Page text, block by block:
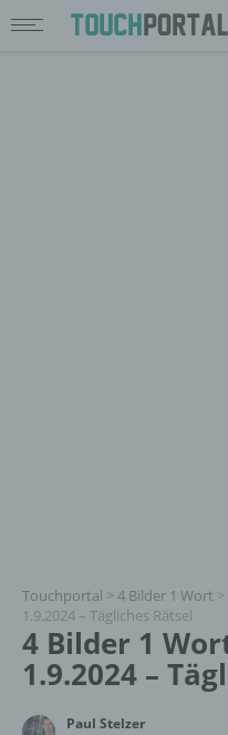
Touchportal > 4 Bilder 1 Wort >
1.9.2024 – Tägliches Rätsel
4 Bilder 1
1.9.2024 –
Paul Stelzer